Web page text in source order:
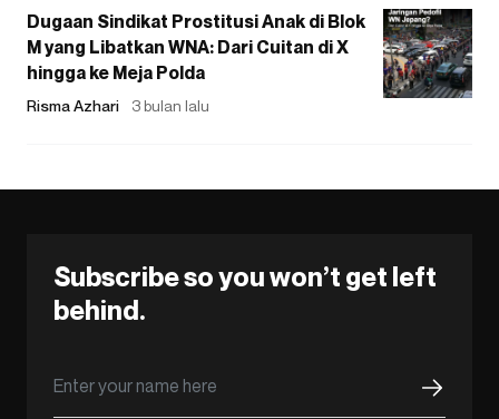
Dugaan Sindikat Prostitusi Anak di Blok
M yang Libatkan WNA: Dari Cuitan di X
hingga ke Meja Polda
Risma Azhari 3 bulan lalu
Subscribe so you won’t get left
behind.